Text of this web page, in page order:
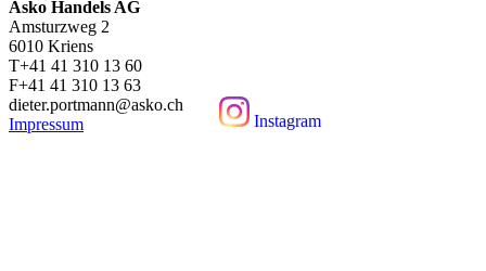
Instagram
Asko Handels AG
Amsturzweg 2
6010 Kriens
T+41 41 310 13 60
F+41 41 310 13 63
dieter.portmann@asko.ch
Impressum